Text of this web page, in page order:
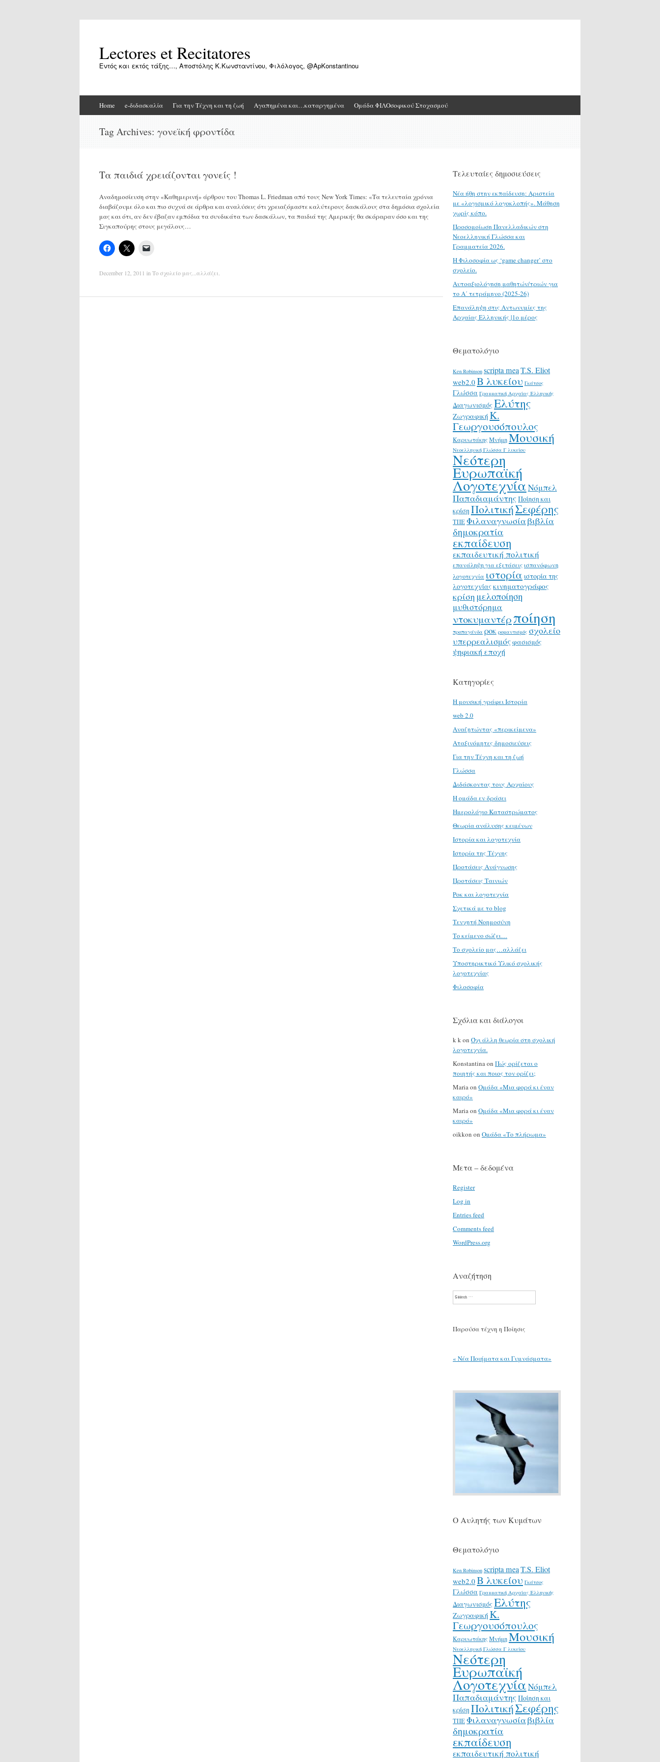
Lectores et Recitatores
Εντός και εκτός τάξης…, Αποστόλης Κ.Κωνσταντίνου, Φιλόλογος, @ApKonstantinou
to
Home e-διδασκαλία Για την Τέχνη και τη ζωή Αγαπημένα και…καταργημένα Ομάδα ΦΙΛΟσοφικού Στοχασμού
Tag Archives: γονεϊκή φροντίδα
Τα παιδιά χρειάζονται γονείς !
Αναδημοσίευση στην «Καθημερινή» άρθρου του Thomas L. Friedman από τους New York Times: «Τα τελευταία χρόνια
διαβάζουμε όλο και πιο συχνά σε άρθρα και αναλύσεις ότι χρειαζόμαστε καλύτερους δασκάλους στα δημόσια σχολεία
μας και ότι, αν δεν έβαζαν εμπόδια τα συνδικάτα των δασκάλων, τα παιδιά της Αμερικής θα σκόραραν όσο και της
Σιγκαπούρης στους μεγάλους…
December 12, 2011 in Το σχολείο μας...αλλάζει
Τελευταίες δημοσιεύσεις
Νέα ήθη στην εκπαίδευση: Αριστεία
με «λογισμικό λογοκλοπής». Μάθηση
χωρίς κόπο.
Προσομοίωση Πανελλαδικών στη
Νεοελληνική Γλώσσα και
Γραμματεία 2026.
H Φιλοσοφία ως ‘game changer’ στο
σχολείο.
Αυτοαξιολόγηση μαθητών/τριών για
το Α΄ τετράμηνο (2025-26)
Επανάληψη στις Αντωνυμίες της
Αρχαίας Ελληνικής |1ο μέρος
Θεματολόγιο
Ken Robinson scripta meaT.S. Eliot
web2.0 Β λυκείου Γκάτσος
Γλώσσα Γραμματική Αρχαίας Ελληνικής
ΔιαγωνισμόςΕλύτης
Ζωγραφική Κ.
Γεωργουσόπουλος
ΚαρυωτάκηςΜνήμηΜουσική
Νεοελληνική Γλώσσα Γ λυκείου
Νεότερη
Ευρωπαϊκή
ΛογοτεχνίαΝόμπελ
Παπαδιαμάντης Ποίηση και
κρίση ΠολιτικήΣεφέρης
ΤΠΕΦιλαναγνωσίαβιβλία
δημοκρατία
εκπαίδευση
εκπαιδευτική πολιτική
επανάληψη για εξετάσεις ισπανόφωνη
λογοτεχνία ιστορία ιστορία της
λογοτεχνίαςκινηματογράφος
κρίση μελοποίηση
μυθιστόρημα
ντοκυμαντέρποίηση
προπαγάνδα ροκ ρομαντισμός σχολείο
υπερρεαλισμόςφασισμός
ψηφιακή εποχή
Κατηγορίες
H μουσική γράφει Ιστορία
web 2.0
Αναζητώντας «περικείμενα»
Αταξινόμητες δημοσιεύσεις
Για την Τέχνη και τη ζωή
Γλώσσα
Διδάσκοντας τους Αρχαίους
Η ομάδα εν δράσει
Ημερολόγιο Καταστρώματος
Θεωρία ανάλυσης κειμένων
Ιστορία και λογοτεχνία
Ιστορία της Τέχνης
Προτάσεις Ανάγνωσης
Προτάσεις Ταινιών
Ροκ και λογοτεχνία
Σχετικά με το blog
Τενχητή Νοημοσύνη
Το κείμενο σώζει…
Το σχολείο μας…αλλάζει
Υποστηρικτικό Υλικό σχολικής
λογοτεχνίας
Φιλοσοφία
Σχόλια και διάλογοι
k kon Όχι άλλη θεωρία στη σχολική
λογοτεχνία.
Konstantinaon Πώς ορίζεται ο
ποιητής και ποιος τον ορίζει;
Mariaon Ομάδα «Μια φορά κι έναν
καιρό»
Mariaon Ομάδα «Μια φορά κι έναν
καιρό»
oikkon on Ομάδα «Το πλήρωμα»
Μετα – δεδομένα
Register
Log in
Entries feed
Comments feed
WordPress.org
Αναζήτηση
Search
Παρούσα τέχνη η Ποίησις
« Νέα Ποιήματα και Γυμνάσματα»
Ο Αυλητής των Κυμάτων
Θεματολόγιο
Ken Robinson scripta meaT.S. Eliot
web2.0 Β λυκείου Γκάτσος
Γλώσσα Γραμματική Αρχαίας Ελληνικής
ΔιαγωνισμόςΕλύτης
Ζωγραφική Κ.
Γεωργουσόπουλος
ΚαρυωτάκηςΜνήμηΜουσική
Νεοελληνική Γλώσσα Γ λυκείου
Νεότερη
Ευρωπαϊκή
ΛογοτεχνίαΝόμπελ
Παπαδιαμάντης Ποίηση και
κρίση ΠολιτικήΣεφέρης
ΤΠΕΦιλαναγνωσίαβιβλία
δημοκρατία
εκπαίδευση
εκπαιδευτική πολιτική